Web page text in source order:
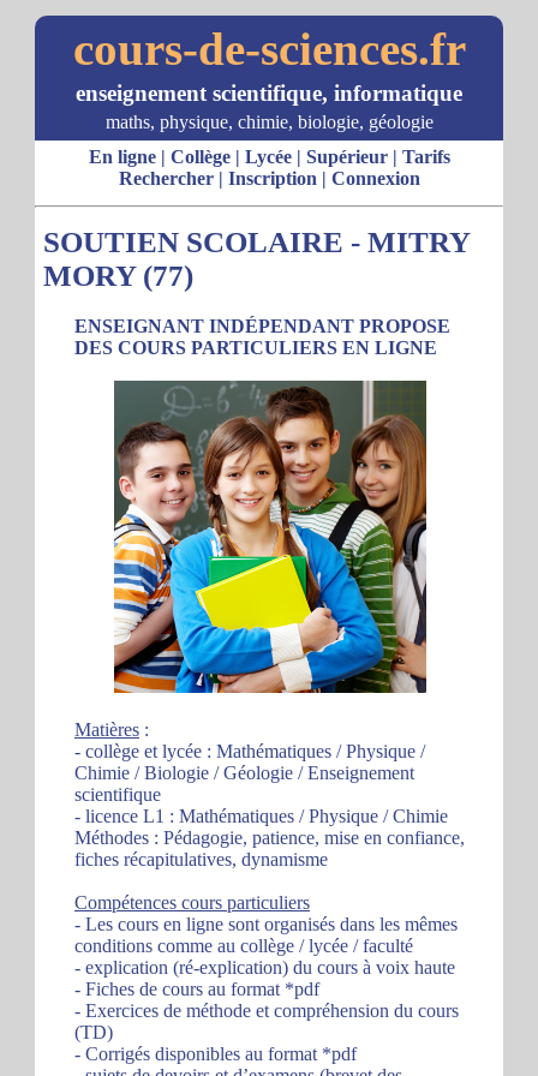
cours-de-sciences.fr
enseignement scientifique, informatique
maths, physique, chimie, biologie, géologie
En ligne| Collège| Lycée| Supérieur| Tarifs
Rechercher| Inscription | Connexion
SOUTIEN SCOLAIRE - MITRY
MORY (77)
ENSEIGNANT INDÉPENDANT PROPOSE
DES COURS PARTICULIERS EN LIGNE
Matières :
- collège et lycée : Mathématiques / Physique /
Chimie / Biologie / Géologie / Enseignement
scientifique
- licence L1 : Mathématiques / Physique / Chimie
Méthodes : Pédagogie, patience, mise en confiance,
fiches récapitulatives, dynamisme
Compétences cours particuliers
- Les cours en ligne sont organisés dans les mêmes
conditions comme au collège / lycée / faculté
- explication (ré-explication) du cours à voix haute
- Fiches de cours au format *pdf
- Exercices de méthode et compréhension du cours
(TD)
- Corrigés disponibles au format *pdf